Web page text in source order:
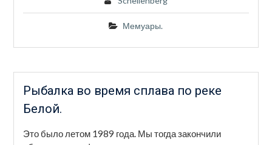
Мемуары.
Рыбалка во время сплава по реке
Белой.
Это было летом 1989 года. Мы тогда закончили